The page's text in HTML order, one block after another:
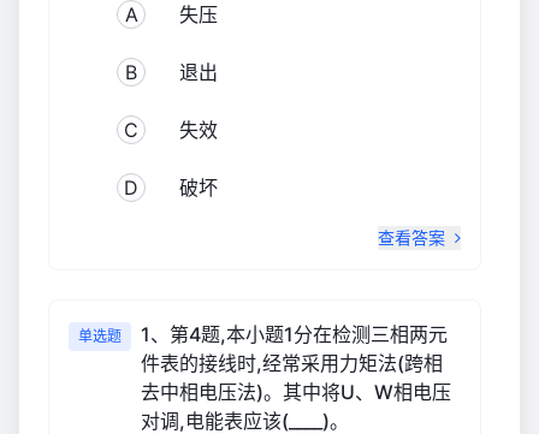
A 失压
B 退出
C 失效
D 破坏
查看答案
单选题
1、第4题,本小题1分在检测三相两元
件表的接线时,经常采用力矩法(跨相
去中相电压法)。其中将U、W相电压
对调,电能表应该(____)。